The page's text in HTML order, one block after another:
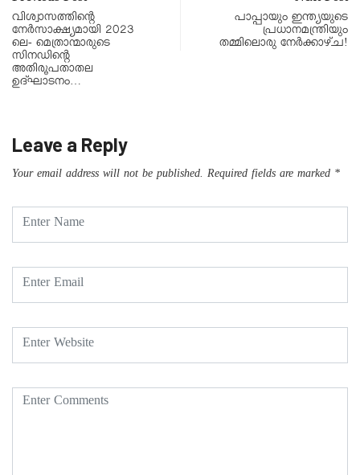
വിശ്വാസത്തിന്റെ
നേർസാക്ഷ്യമായി 2023
ലെ- മെത്രാന്മാരുടെ
സിനഡിന്റെ
അതിരൂപതാതല
ഉദ്ഘാടനം…
പാപ്പായും ഇന്ത്യയുടെ
പ്രധാനമന്ത്രിയും
തമ്മിലൊരു നേർക്കാഴ്ച!
Leave a Reply
Your email address will not be published. Required fields are marked *